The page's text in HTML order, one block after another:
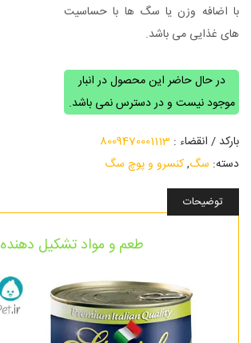
با اضافه وزن یا سگ ها با حساسیت
های غذایی می باشد.
در حال حاضر این محصول در انبار
موجود نیست و در دسترس نمی باشد.
بارکد / انقضاء : 8009470001113
دسته: سگ,کنسرو و پوچ سگ
توضیحات
طعم و مواد تشکیل دهنده